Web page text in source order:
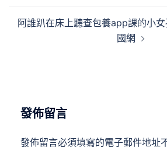
阿誰趴在床上聽查包養app課的小
國網
發佈留言
發佈留言必須填寫的電子郵件地址